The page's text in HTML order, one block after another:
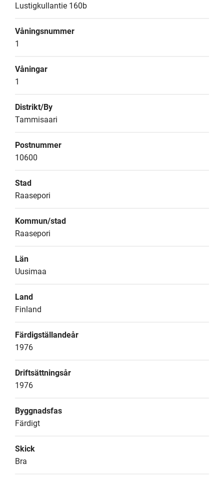
Lustigkullantie 160b
Våningsnummer
1
Våningar
1
Distrikt/By
Tammisaari
Postnummer
10600
Stad
Raasepori
Kommun/stad
Raasepori
Län
Uusimaa
Land
Finland
Färdigställandeår
1976
Driftsättningsår
1976
Byggnadsfas
Färdigt
Skick
Bra